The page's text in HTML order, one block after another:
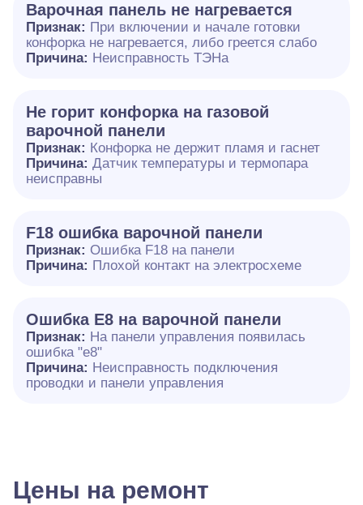
Варочная панель не нагревается
Признак: При включении и начале готовки
конфорка не нагревается, либо греется слабо
Причина: Неисправность ТЭНа
Не горит конфорка на газовой
варочной панели
Признак: Конфорка не держит пламя и гаснет
Причина: Датчик температуры и термопара
неисправны
F18 ошибка варочной панели
Признак: Ошибка F18 на панели
Причина: Плохой контакт на электросхеме
Ошибка E8 на варочной панели
Признак: На панели управления появилась
ошибка "e8"
Причина: Неисправность подключения
проводки и панели управления
Цены на ремонт